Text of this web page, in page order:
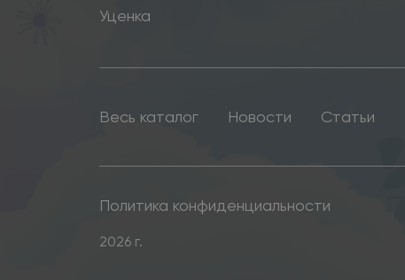
Уценка
Весь каталог Новости Статьи
Политика конфиденциальности
2026 г.